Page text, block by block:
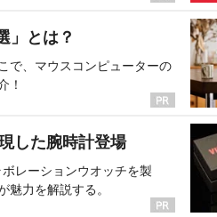
」とは？
で、マウスコンピューターの
！
した腕時計登場
レーションウオッチを製
魅力を解説する。